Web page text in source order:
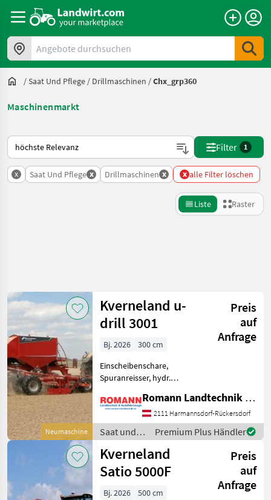
Angebote durchsuchen
/Saat Und Pflege / Drillmaschinen /Chx_grp360
Maschinenmarkt
So wird auf Landwirt.com sortiert
Filter 1
x Saat Und Pflege x Drillmaschinen x x alle Filter löschen
Liste Raster
Kategorie 3 Land Filter
AKTUELLER
PFAD
Landtechnik
Saat
Und
Pflege
Drillmaschinen
Amazone
35
Zurücksetzen
98
Ergebnisse
anzeigen
Neumaschine
Kverneland u-
drill 3001
Preis
auf
Anfrage
Bj. 2026
300 cm
Einscheibenschare,
Spuranreisser, hydr.
Fahrwerk,
Fahrgassenschaltung,
Beleuchtung,
Drillmaschinen-Bauart:
konventionell Folgende
Ausstattung: • 24
Romann Landtechnik & Nutzfahrzeuge e.U.
2111 Harmannsdorf-Rückersdorf
Saat und
Pflege /
Kverneland
Premium Plus Händler
Kverneland
Satio 5000F
Preis
auf
Anfrage
Bj. 2026
500 cm